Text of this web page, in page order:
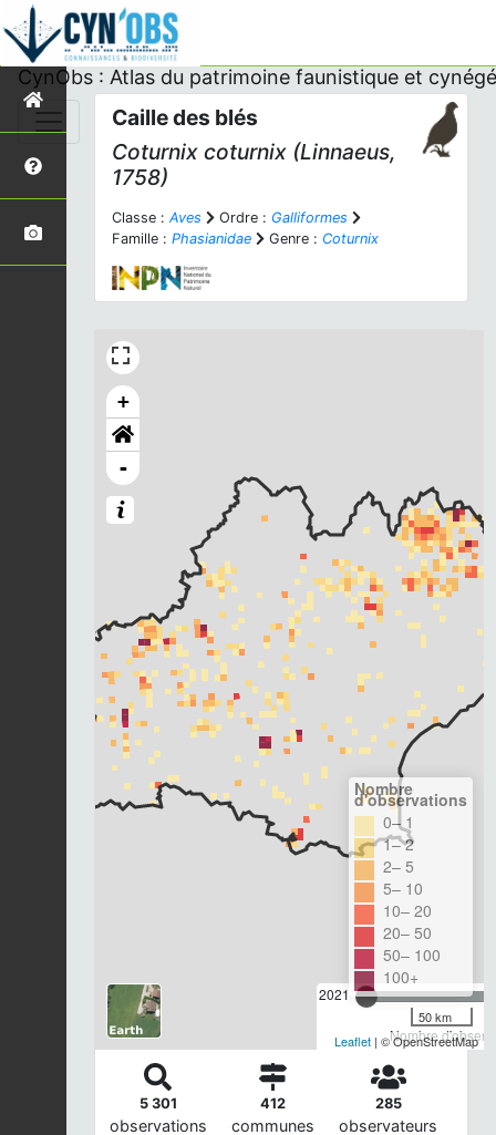
CynObs : Atlas du patrimoine faunistique et
Caille des blés
Coturnix coturnix (Linnaeus,
1758)
Classe : Aves Ordre : Galliformes
Famille : Phasianidae Genre : Coturnix
+
-
2021
Nombre
Nombre
d'observations
0– 1
1– 2
2– 5
5– 10
10– 20
20– 50
50– 100
100+
50 km
Leaflet | © OpenStreetMap
5 301
observations
412
communes
285
observateurs